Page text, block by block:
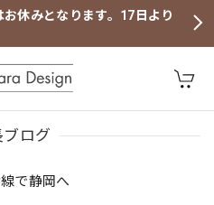
休みとなります。17日より
ブログ
で静岡へ